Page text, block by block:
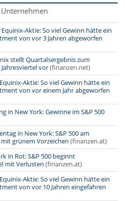
Equinix-Aktie: So viel Gewinn hätte ein
von vor 3 Jahren abgeworfen
stellt Quartalsergebnis zum
vor(finanzen.net)
Aktie: So viel Gewinn hätte ein
von vor einem Jahr abgeworfen
in New York: Gewinne im S&P 500
in New York: S&P 500 am
grünem Vorzeichen (finanzen.at)
in Rot: S&P 500 beginnt
mit Verlusten (finanzen.at)
Aktie: So viel Gewinn hätte ein
von vor 10 Jahren eingefahren